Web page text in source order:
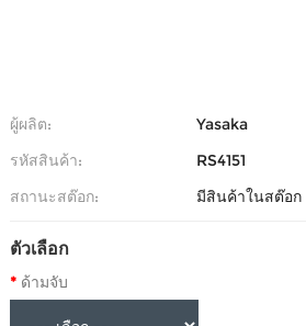
ผู้ผลิต:
Yasaka
รหัสสินค้า:
RS4151
สถานะสต๊อก:
มีสินค้าในสต๊อก
ตัวเลือก
ด้ามจับ